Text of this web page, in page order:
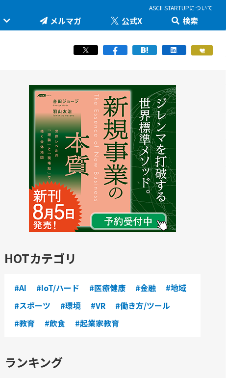
ASCII STARTUPについて
未来を変える科学技術を追え！大学発の地味推しテ
ICTスタートアップリーグ
堺市・中百舌鳥の社会課題解決型イノベーション
マスク・ド・アナライズのスタートアップ！人事！
JAPAN INNOVATION DAY 2024
働き方/ツール
起業家教育
メルマガ 公式X 検索
HOTカテゴリ
#AI #IoT/ハード #医療健康 #金融
#地域
#スポーツ
#環境 #VR
#働き方/ツール
#教育
#飲食 #起業家教育
ランキング